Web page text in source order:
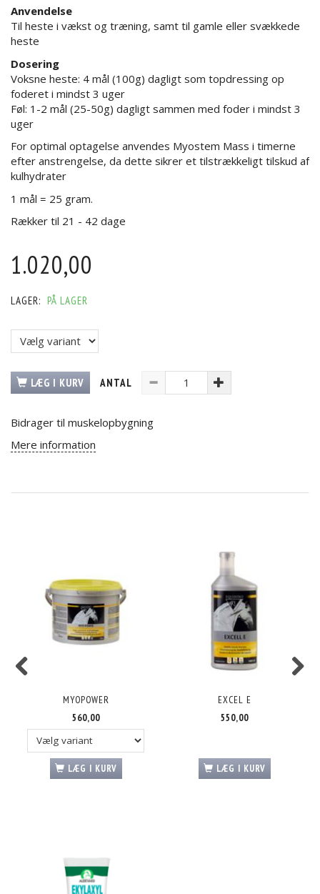
Anvendelse
Til heste i vækst og træning, samt til gamle eller svækkede
heste
Dosering
Voksne heste: 4 mål (100g) dagligt som topdressing op
foderet i mindst 3 uger
Føl: 1-2 mål (25-50g) dagligt sammen med foder i mindst 3
uger
For optimal optagelse anvendes Myostem Mass i timerne
efter anstrengelse, da dette sikrer et tilstrækkeligt tilskud af
kulhydrater
1 mål = 25 gram.
Rækker til 21 - 42 dage
1.020,00
LAGER: PÅ LAGER
LÆG I KURV ANTAL
Bidrager til muskelopbygning
Mere information
MYOPOWER
560,00
LÆG I KURV
EXCEL E
550,00
LÆG I KURV